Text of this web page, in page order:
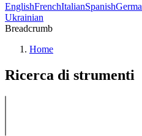
EnglishFrenchItalianSpanish
Ukrainian
Breadcrumb
Home
Ricerca di strumenti